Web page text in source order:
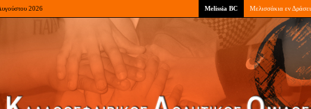
2026 Melissia BC Μελισσάκια εν Δράσει